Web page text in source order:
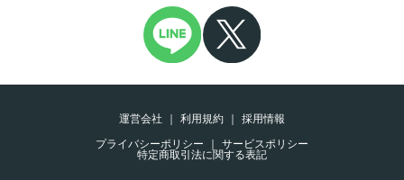
運営会社 利用規約
採用情報
プライバシーポリシー
サービスポリシー
特定商取引法に関する表記